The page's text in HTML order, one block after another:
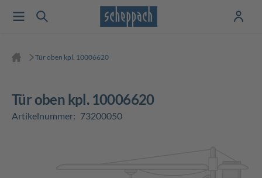
Tür oben kpl. 10006620
Tür oben kpl. 10006620
Artikelnummer: 73200050